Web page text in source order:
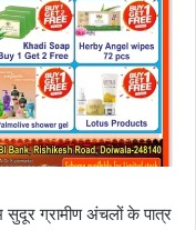
सुदूर ग्रामीण अंचलों के पात्र